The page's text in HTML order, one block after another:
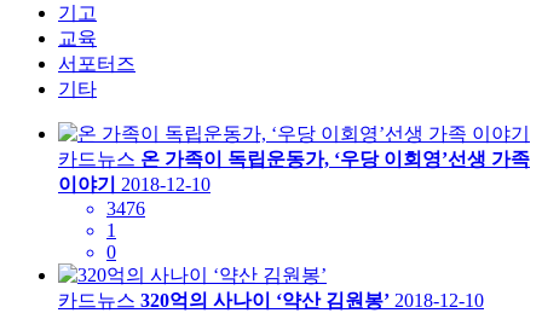
기고
교육
서포터즈
기타
카드뉴스 온 가족이 독립운동가, ‘우당 이회영’선생 가족
이야기
2018-12-10
3476
1
0
카드뉴스 320억의 사나이 ‘약산 김원봉’ 2018-12-10